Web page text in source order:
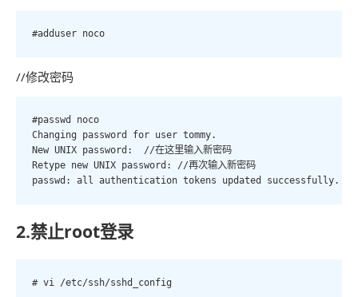
#adduser noco
//修改密码
#passwd noco
Changing password for user tommy.
New UNIX password:  //在这里输入新密码
Retype new UNIX password: //再次输入新密码
passwd: all authentication tokens updated successfully.
2.禁止root登录
# vi /etc/ssh/sshd_config